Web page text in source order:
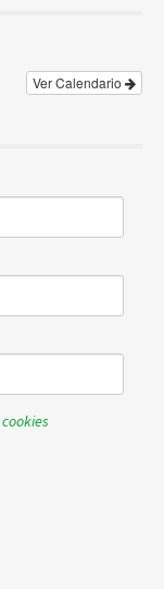
Ver Calendario
cookies